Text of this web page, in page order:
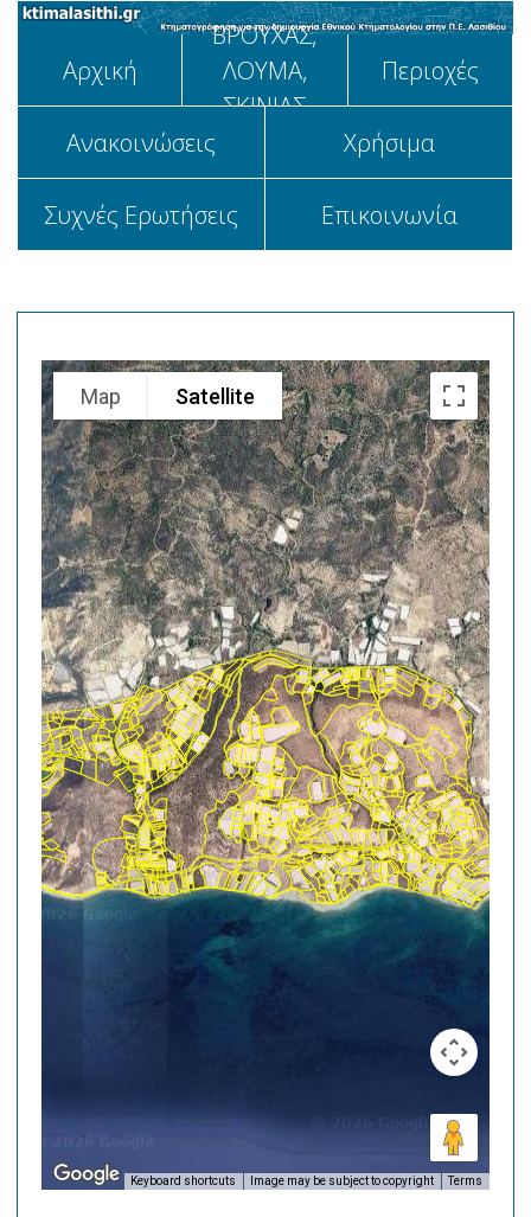
Αρχική
ΒΡΟΥΧΑΣ,
ΛΟΥΜΑ,
ΣΚΙΝΙΑΣ
Περιοχές
Aνακοινώσεις Χρήσιμα
Συχνές Ερωτήσεις Επικοινωνία
Map Satellite
Keyboard shortcuts Image may be subject to copyright Terms